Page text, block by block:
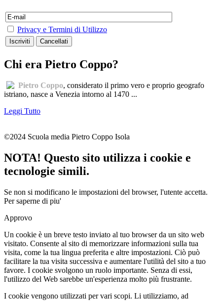
Privacy e Termini di Utilizzo
Chi era Pietro Coppo?
Pietro Coppo, considerato il primo vero e proprio geografo
istriano, nasce a Venezia intorno al 1470 ...
Leggi Tutto
©2024 Scuola media Pietro Coppo Isola
NOTA! Questo sito utilizza i cookie e
tecnologie simili.
Se non si modificano le impostazioni del browser, l'utente accetta.
Per saperne di piu'
Approvo
Un cookie è un breve testo inviato al tuo browser da un sito web
visitato. Consente al sito di memorizzare informazioni sulla tua
visita, come la tua lingua preferita e altre impostazioni. Ciò può
facilitare la tua visita successiva e aumentare l'utilità del sito a tuo
favore. I cookie svolgono un ruolo importante. Senza di essi,
l'utilizzo del Web sarebbe un'esperienza molto più frustrante.
I cookie vengono utilizzati per vari scopi. Li utilizziamo, ad